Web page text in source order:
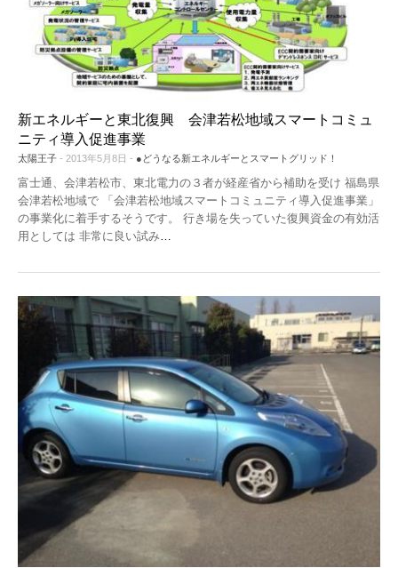
新エネルギーと東北復興 会津若松地域スマートコミュ
ニティ導入促進事業
太陽王子 - 2013年5月8日 - ●どうなる新エネルギーとスマートグリッド！
富士通、会津若松市、東北電力の３者が経産省から補助を受け 福島県
会津若松地域で 「会津若松地域スマートコミュニティ導入促進事業」
の事業化に着手するそうです。 行き場を失っていた復興資金の有効活
用としては 非常に良い試み